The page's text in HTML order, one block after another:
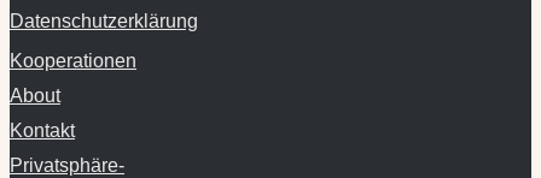
Datenschutzerklärung
Kooperationen
About
Kontakt
Privatsphäre-